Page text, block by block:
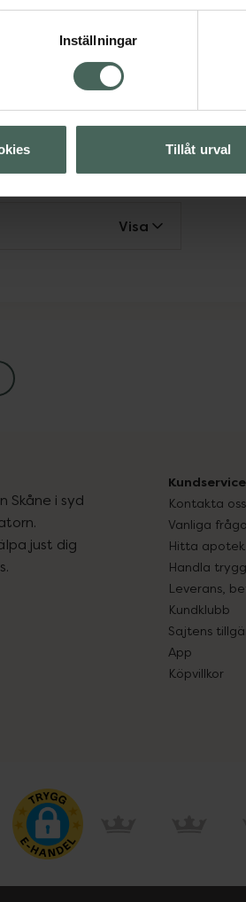
Inställningar
Tillåt urval
Visa
Visa
Skåne i syd
just dig
Kundservice
Kontakta oss
Vanliga
Hitta apotek
Handla
Leverans,
Kundklubb
Sajtens
App
Köpvillkor